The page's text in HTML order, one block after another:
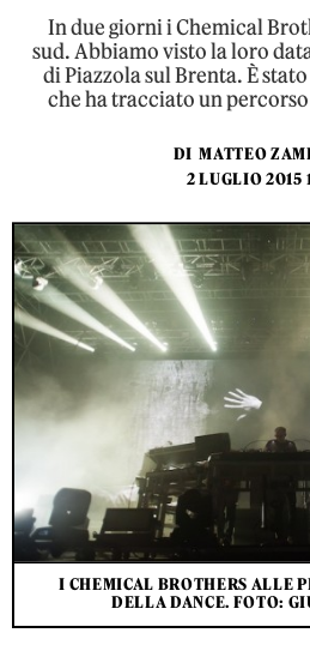
In due giorni i Chemical
sud. Abbiamo visto la loro
di Piazzola sul Brenta. È
che ha tracciato un
DI MATTEO
2 LUGLIO 2015
I CHEMICAL BROTHERS ALLE
DELLA DANCE. FOTO: